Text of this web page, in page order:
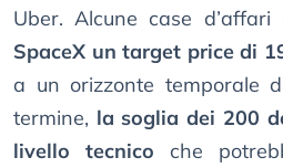
Uber. Alcune case
SpaceX un target price di
a un orizzonte temporale
termine, la soglia dei 200
livello tecnico che